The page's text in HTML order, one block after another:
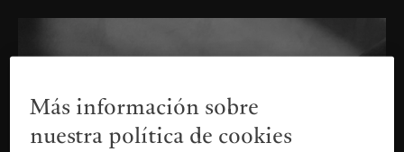
Más información sobre
nuestra política de cookies